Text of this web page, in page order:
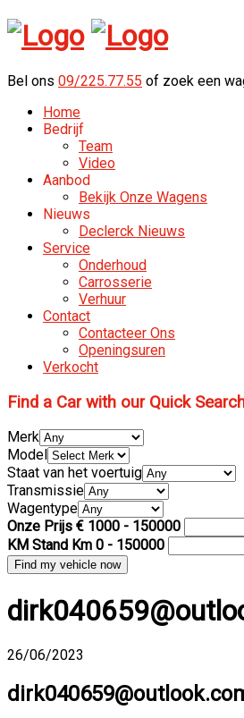
Bel ons 09/225.77.55 of zoek een
Home
Bedrijf
Team
Video
Aanbod
Bekijk Onze Wagens
Nieuws
Declerck Nieuws
Service
Onderhoud
Carrosserie
Verhuur
Contact
Contacteer Ons
Openingsuren
Verkocht
Find a Car with our Quick
Merk
Model
Staat van het voertuig
Transmissie
Wagentype
Onze Prijs € 1000 - 150000
KM Stand Km 0 - 150000
26/06/2023